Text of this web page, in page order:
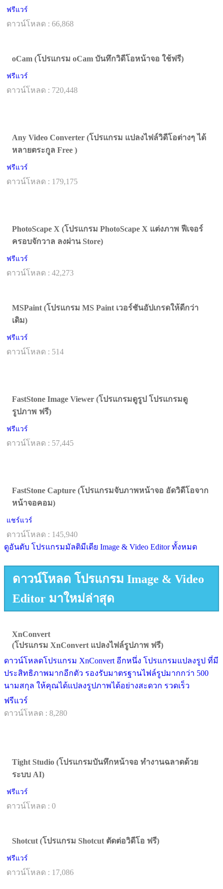
ฟรีแวร์
ดาวน์โหลด : 66,868
oCam (โปรแกรม oCam บันทึกวิดีโอหน้าจอ ใช้ฟรี)
ฟรีแวร์
ดาวน์โหลด : 720,448
Any Video Converter (โปรแกรม แปลงไฟล์วิดีโอต่างๆ ได้
หลายตระกูล Free )
ฟรีแวร์
ดาวน์โหลด : 179,175
PhotoScape X (โปรแกรม PhotoScape X แต่งภาพ ฟีเจอร์
ครอบจักวาล ลงผ่าน Store)
ฟรีแวร์
ดาวน์โหลด : 42,273
MSPaint (โปรแกรม MS Paint เวอร์ชันอัปเกรดให้ดีกว่า
เดิม)
ฟรีแวร์
ดาวน์โหลด : 514
FastStone Image Viewer (โปรแกรมดูรูป โปรแกรมดู
รูปภาพ ฟรี)
ฟรีแวร์
ดาวน์โหลด : 57,445
FastStone Capture (โปรแกรมจับภาพหน้าจอ อัดวิดีโอจาก
หน้าจอคอม)
แชร์แวร์
ดาวน์โหลด : 145,940
ดูอันดับ โปรแกรมมัลติมีเดีย Image & Video Editor ทั้งหมด
ดาวน์โหลด โปรแกรม Image & Video
Editor มาใหม่ล่าสุด
XnConvert
(โปรแกรม XnConvert แปลงไฟล์รูปภาพ ฟรี)
ดาวน์โหลดโปรแกรม XnConvert อีกหนึ่ง โปรแกรมแปลงรูป ที่มี
ประสิทธิภาพมากอีกตัว รองรับมาตรฐานไฟล์รูปมากกว่า 500
นามสกุล ให้คุณได้แปลงรูปภาพได้อย่างสะดวก รวดเร็ว
ฟรีแวร์
ดาวน์โหลด : 8,280
Tight Studio (โปรแกรมบันทึกหน้าจอ ทำงานฉลาดด้วย
ระบบ AI)
ฟรีแวร์
ดาวน์โหลด : 0
Shotcut (โปรแกรม Shotcut ตัดต่อวิดีโอ ฟรี)
ฟรีแวร์
ดาวน์โหลด : 17,086